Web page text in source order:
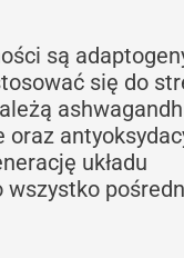
są
się do
oraz
układu
wszystko